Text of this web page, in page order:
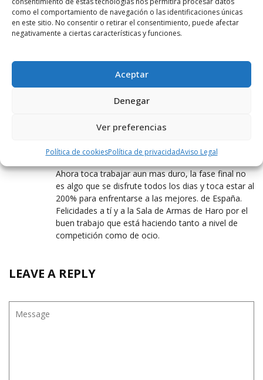
como el comportamiento de navegación o las identificaciones únicas
en este sitio. No consentir o retirar el consentimiento, puede afectar
negativamente a ciertas características y funciones.
Aceptar
Denegar
Ver preferencias
Política de cookiesPolítica de privacidadAviso Legal
competición con esas ganas e ilusión. A la Sala de
Armas de Haro decirles que también son
campeones, que estamos muy contentos y
es de los chavales y los entrenadores, con su forma
de inculcarles el deporte sin competitividad entre
Ahora toca trabajar aun mas duro, la fase final no
es algo que se disfrute todos los dias y toca estar al
200% para enfrentarse a las mejores. de España.
Felicidades a tí y a la Sala de Armas de Haro por el
buen trabajo que está haciendo tanto a nivel de
competición como de ocio.
LEAVE A REPLY